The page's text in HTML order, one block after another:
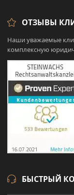
ОТЗЫВЫ
Наши уважаемые
комплексную
БЫСТРЫЙ